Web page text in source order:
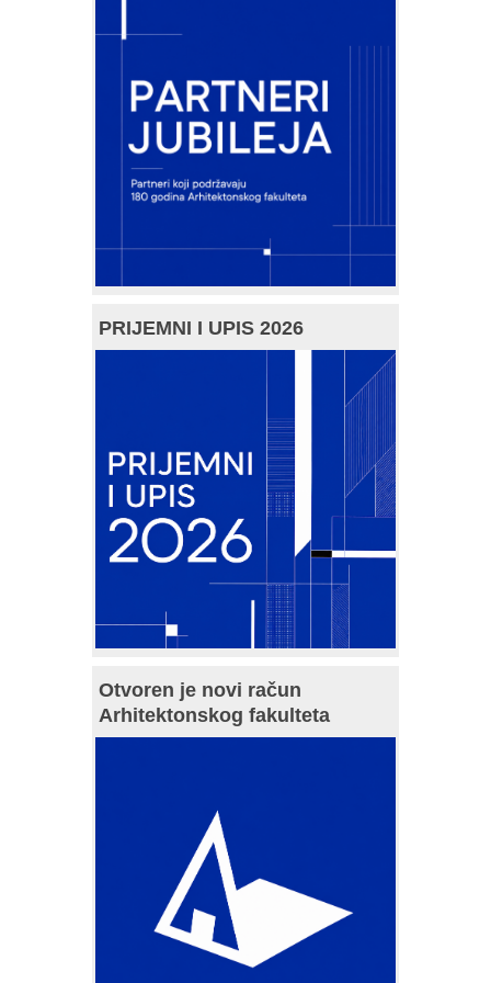
PRIJEMNI I UPIS 2026
Otvoren je novi račun
Arhitektonskog fakulteta